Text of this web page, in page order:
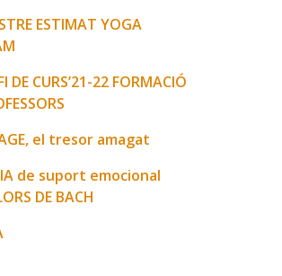
ESTIMAT YOGA
DE CURS’21-22 FORMACIÓ
el tresor amagat
de suport emocional
DE BACH